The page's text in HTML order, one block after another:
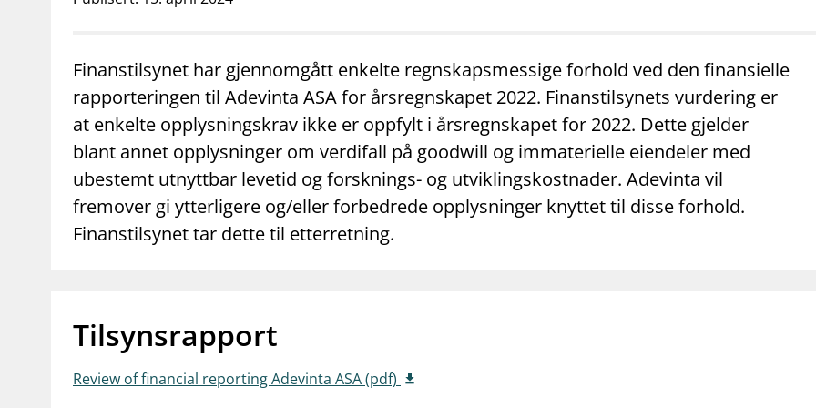
Forbrukerinformasjon
Finanstilsynet har gjennomgått enkelte regnskapsmessige forhold ved den finansielle
rapporteringen til Adevinta ASA for årsregnskapet 2022. Finanstilsynets vurdering er
at enkelte opplysningskrav ikke er oppfylt i årsregnskapet for 2022. Dette gjelder
blant annet opplysninger om verdifall på goodwill og immaterielle eiendeler med
ubestemt utnyttbar levetid og forsknings- og utviklingskostnader. Adevinta vil
fremover gi ytterligere og/eller forbedrede opplysninger knyttet til disse forhold.
Finanstilsynet tar dette til etterretning.
Tilsynsrapport
Review of financial reporting Adevinta ASA (pdf)